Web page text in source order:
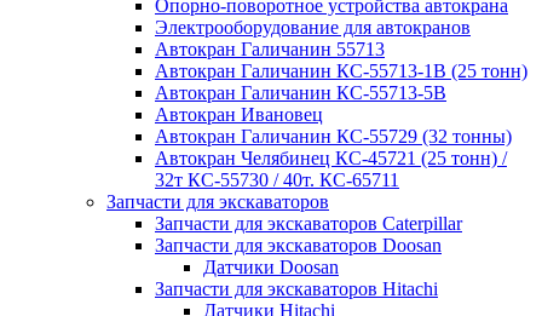
Опорно-поворотное устройства автокрана
Электрооборудование для автокранов
Автокран Галичанин 55713
Автокран Галичанин КС-55713-1В (25 тонн)
Автокран Галичанин КС-55713-5В
Автокран Ивановец
Автокран Галичанин КС-55729 (32 тонны)
Автокран Челябинец КС-45721 (25 тонн) /
32т КС-55730 / 40т. КС-65711
Запчасти для экскаваторов
Запчасти для экскаваторов Caterpillar
Запчасти для экскаваторов Doosan
Датчики Doosan
Запчасти для экскаваторов Hitachi
Датчики Hitachi